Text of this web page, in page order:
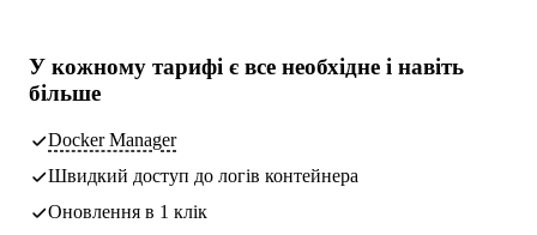
У кожному тарифі є все необхідне і навіть
більше
Docker Manager
Швидкий доступ до логів контейнера
Оновлення в 1 клік